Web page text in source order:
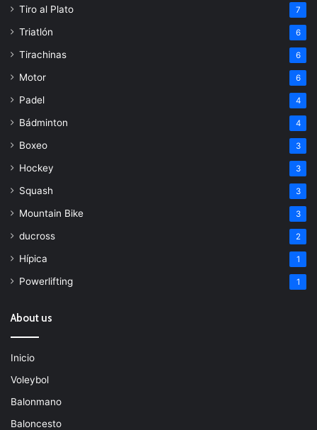
Tiro al Plato 7
Triatlón 6
Tirachinas 6
Motor 6
Padel 4
Bádminton 4
Boxeo 3
Hockey 3
Squash 3
Mountain Bike 3
ducross 2
Hípica 1
Powerlifting 1
About us
Inicio
Voleybol
Balonmano
Baloncesto